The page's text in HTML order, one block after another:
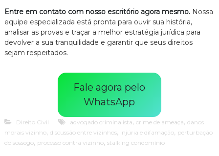
Entre em contato com nosso escritório agora mesmo.Nossa
equipe especializada está pronta para ouvir sua história,
analisar as provas e traçar a melhor estratégia jurídica para
devolver a sua tranquilidade e garantir que seus direitos
sejam respeitados.
Fale agora pelo
WhatsApp
Direito Civil advogado criminalista, crime de ameaça, danos
morais vizinho, discussão entre vizinhos, injúria e difamação, perturbação
do sossego, processo contra vizinho, stalking condomínio